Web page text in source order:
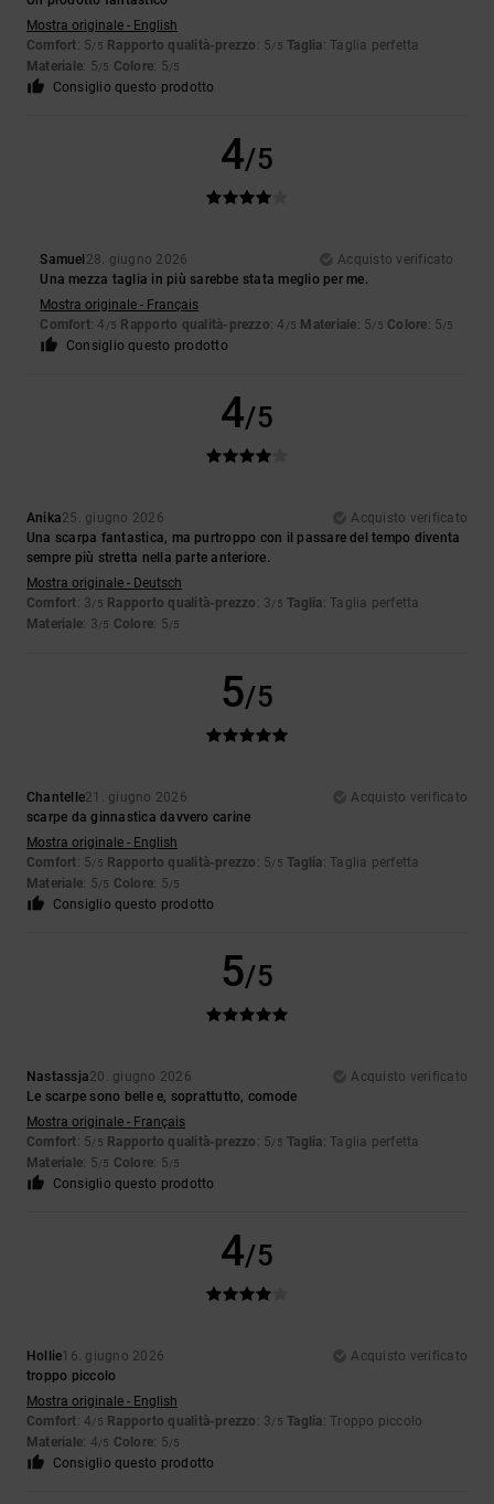
Mostra originale - English
Comfort: 5/5 Rapporto qualità-prezzo : 5/5 Taglia: Taglia perfetta
Materiale: 5/5 Colore: 5/5
Consiglio questo prodotto
4/5
Samuel 28. giugno 2026
Acquisto verificato
Una mezza taglia in più sarebbe stata meglio per me.
Mostra originale - Français
Comfort: 4 /5 Rapporto qualità-prezzo: 4 /5 Materiale: 5/5 Colore: 5/5
Consiglio questo prodotto
4/5
Anika25. giugno 2026
Acquisto verificato
Una scarpa fantastica, ma purtroppo con il passare del tempo diventa
sempre più stretta nella parte anteriore.
Mostra originale - Deutsch
Comfort: 3/5 Rapporto qualità-prezzo : 3/5 Taglia: Taglia perfetta
Materiale: 3/5 Colore: 5/5
5/5
Chantelle21. giugno 2026
Acquisto verificato
scarpe da ginnastica davvero carine
Mostra originale - English
Comfort: 5/5 Rapporto qualità-prezzo : 5/5 Taglia: Taglia perfetta
Materiale: 5/5 Colore: 5/5
Consiglio questo prodotto
5/5
Nastassja20. giugno 2026
Acquisto verificato
Le scarpe sono belle e, soprattutto, comode
Mostra originale - Français
Comfort: 5/5 Rapporto qualità-prezzo : 5/5 Taglia: Taglia perfetta
Materiale: 5/5 Colore: 5/5
Consiglio questo prodotto
4/5
Hollie16. giugno 2026
Acquisto verificato
troppo piccolo
Mostra originale - English
Comfort: 4/5 Rapporto qualità-prezzo : 3/5 Taglia: Troppo piccolo
Materiale: 4/5 Colore: 5/5
Consiglio questo prodotto